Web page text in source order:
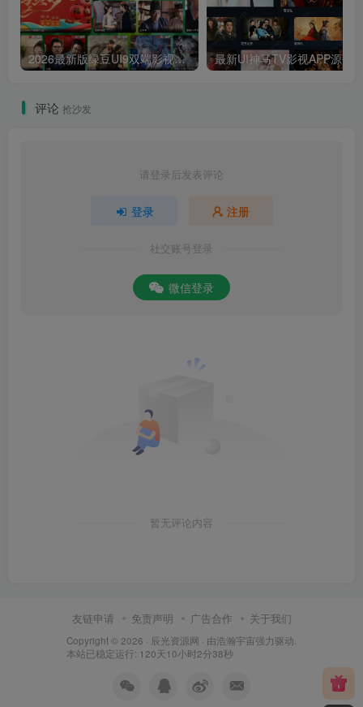
2026最新版绿豆UI9双端影视APP源码
评论 抢沙发
请登录后发表评论
登录 注册
社交账号登录
微信登录
暂无评论内容
友链申请 免责声明 广告合作 关于我们
Copyright © 2026 · 辰光资源网 · 由浩瀚宇宙强力驱动.
本站已稳定运行: 120天10小时2分38秒